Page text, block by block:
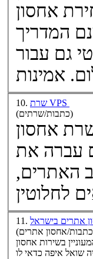
אחסון
המדריך
גם עבור
10.
שרת VPS
(כתבות/שרתים)
אחסון
עברה את
האתרים,
11.
אחסון